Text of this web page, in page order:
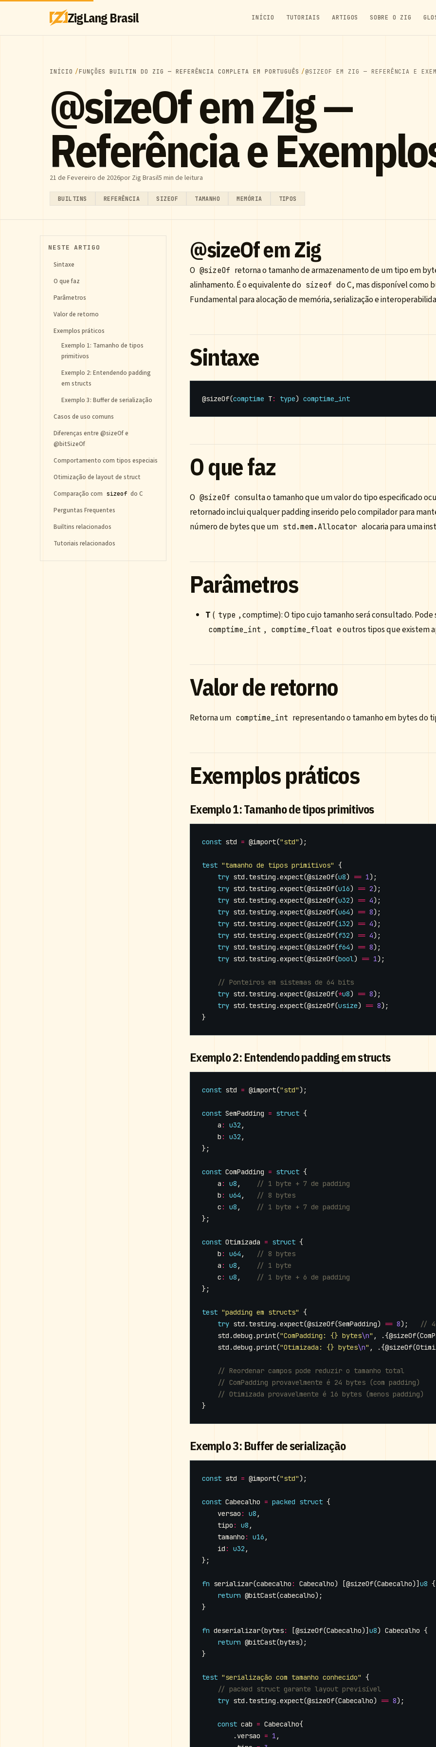
ZigLang Brasil INÍCIO TUTORIAIS ARTIGOS SOBRE O ZIG
INÍCIO FUNÇÕES BUILTIN DO ZIG — REFERÊNCIA COMPLETA EM PORTUGUÊS @SIZEOF EM ZIG — REFERÊNCIA E
@sizeOf em Zig —
Referência e
21 de Fevereiro de 2026por Zig Brasil5 min de leitura
BUILTINS REFERÊNCIA SIZEOF TAMANHO MEMÓRIA TIPOS
NESTE ARTIGO
Sintaxe
O que faz
Parâmetros
Valor de retorno
Exemplos práticos
Exemplo 1: Tamanho de tipos
primitivos
Exemplo 2: Entendendo padding
em structs
Exemplo 3: Buffer de serialização
Casos de uso comuns
Diferenças entre @sizeOf e
@bitSizeOf
Comportamento com tipos especiais
Otimização de layout de struct
Comparação com sizeof do C
Perguntas Frequentes
Builtins relacionados
Tutoriais relacionados
@sizeOf em Zig
O @sizeOf retorna o tamanho de armazenamento de um tipo em
alinhamento. É o equivalente do sizeof do C, mas disponível como
Fundamental para alocação de memória, serialização e
Sintaxe
@sizeOf(comptime T: type) comptime_int
O que faz
O @sizeOf consulta o tamanho que um valor do tipo especificado
retornado inclui qualquer padding inserido pelo compilador para
número de bytes que um std.mem.Allocator alocaria para uma
Parâmetros
T ( type , comptime): O tipo cujo tamanho será consultado.
comptime_int , comptime_float e outros tipos que existem
Valor de retorno
Retorna um comptime_int representando o tamanho em bytes do
Exemplos práticos
Exemplo 1: Tamanho de tipos primitivos
const std = @import("std");
test "tamanho de tipos primitivos" {
try std . testing .expect(@sizeOf(u8) == 1);
try std . testing .expect(@sizeOf(u16) == 2);
try std . testing .expect(@sizeOf(u32) == 4);
try std . testing .expect(@sizeOf(u64) == 8);
try std . testing .expect(@sizeOf(i32) == 4);
try std . testing .expect(@sizeOf(f32) == 4);
try std . testing .expect(@sizeOf(f64) == 8);
try std . testing .expect(@sizeOf(bool) == 1);
try std . testing .expect(@sizeOf(*u8) == 8);
try std . testing .expect(@sizeOf(usize) == 8);
}
Exemplo 2: Entendendo padding em structs
const std = @import("std");
const SemPadding = struct {
a : u32 ,
b : u32 ,
};
const ComPadding = struct {
a : u8 ,
b : u64 ,
c : u8 ,
};
const Otimizada = struct {
b : u64 ,
a : u8 ,
c : u8 ,
};
test "padding em structs" {
try std . testing .expect(@sizeOf(SemPadding) == 8);
std .debug .print("ComPadding: {} bytes\n" , .{@sizeOf(
std .debug .print("Otimizada: {} bytes\n" , .{@sizeOf(
}
Exemplo 3: Buffer de serialização
const std = @import("std");
const Cabecalho = packed struct {
versao : u8 ,
tipo : u8 ,
tamanho : u16 ,
id : u32 ,
};
fn serializar(cabecalho : Cabecalho) [@sizeOf(Cabecalho)] u8 {
return @bitCast(cabecalho);
}
fn deserializar(bytes: [@sizeOf(Cabecalho)] u8) Cabecalho {
return @bitCast(bytes);
}
test "serialização com tamanho conhecido" {
try std . testing .expect(@sizeOf(Cabecalho) == 8);
const cab = Cabecalho{
. versao = 1 ,